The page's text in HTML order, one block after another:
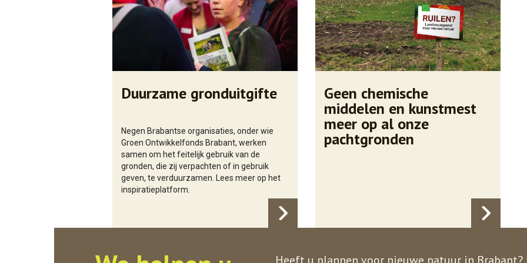
Duurzame gronduitgifte
Negen Brabantse organisaties, onder wie
Groen Ontwikkelfonds Brabant, werken
samen om het feitelijk gebruik van de
gronden, die zij verpachten of in gebruik
geven, te verduurzamen. Lees meer op het
inspiratieplatform.
Geen chemische
middelen en kunstmest
meer op al onze
pachtgronden